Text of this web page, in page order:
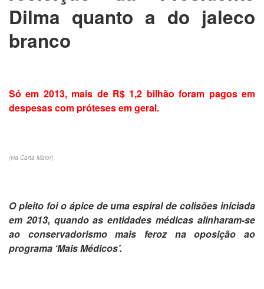
Dilma quanto a do jaleco
branco
Só em 2013, mais de R$ 1,2 bilhão foram pagos em
despesas com próteses em geral.
(via Carta Maior)
O pleito foi o ápice de uma espiral de colisões iniciada
em 2013, quando as entidades médicas alinharam-se
ao conservadorismo mais feroz na oposição ao
programa ‘Mais Médicos’.